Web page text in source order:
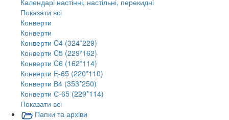
Календарі настінні, настільні, перекидні
Показати всі
Конверти
Конверти
Конверти C4 (324*229)
Конверти C5 (229*162)
Конверти C6 (162*114)
Конверти E-65 (220*110)
Конверти В4 (353*250)
Конверти С-65 (229*114)
Показати всі
Папки та архіви